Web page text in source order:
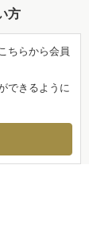
方
ちらから会員
できるように